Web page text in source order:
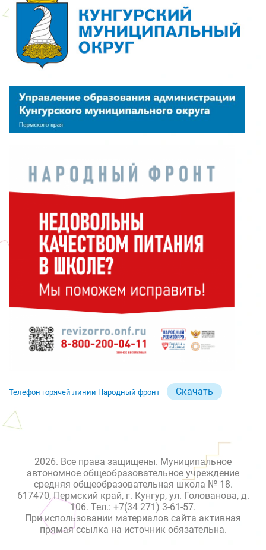
Телефон горячей линии Народный фронт Скачать
2026. Все права защищены. Муниципальное
автономное общеобразовательное учреждение
средняя общеобразовательная школа № 18.
617470, Пермский край, г. Кунгур, ул. Голованова, д.
106. Тел.: +7(34 271) 3-61-57.
При использовании материалов сайта активная
прямая ссылка на источник обязательна.